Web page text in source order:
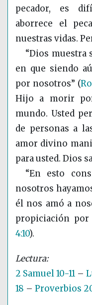
pecador, es
aborrece el
nuestras vidas.
“Dios muestra
en que siendo
por nosotros” (
Hijo a morir
mundo. Usted
de personas a
amor divino
para usted. Dios
“En esto
nosotros
él nos amó a
propiciación por
4:10).
2 Samuel 10-11 –
18 – Proverbios